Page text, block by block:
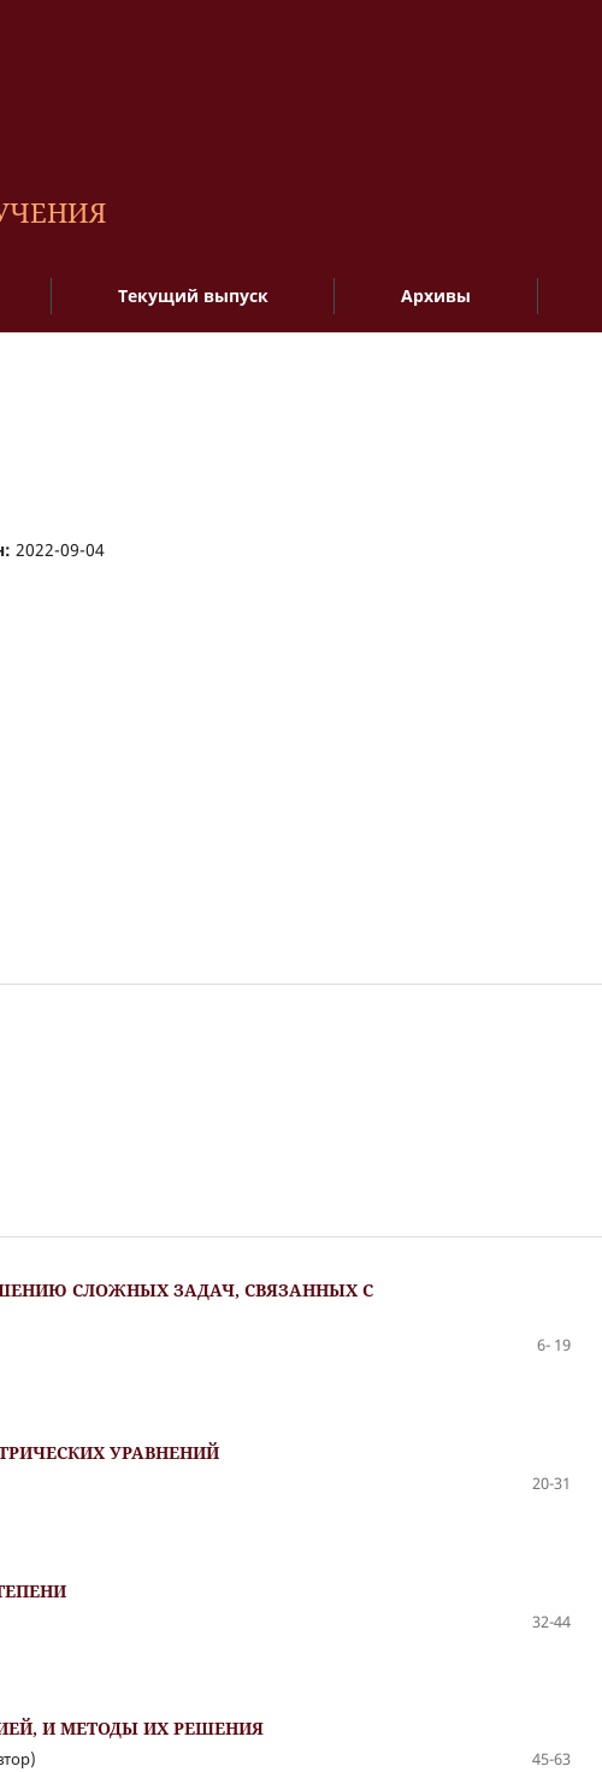
Текущий выпуск Архивы
2022-09-04
СЛОЖНЫХ ЗАДАЧ, СВЯЗАННЫХ С
6- 19
УРАВНЕНИЙ
20-31
32-44
И МЕТОДЫ ИХ РЕШЕНИЯ
45-63